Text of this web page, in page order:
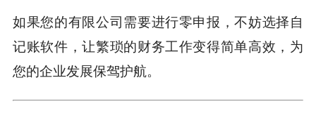
如果您的有限公司需要进行零申报，不妨选择自
记账软件，让繁琐的财务工作变得简单高效，为
您的企业发展保驾护航。